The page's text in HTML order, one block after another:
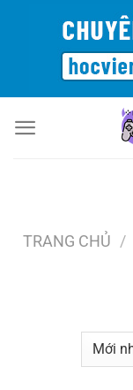
TRANG CHỦ /